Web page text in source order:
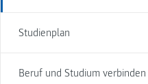
Studienplan
Beruf und Studium verbinden